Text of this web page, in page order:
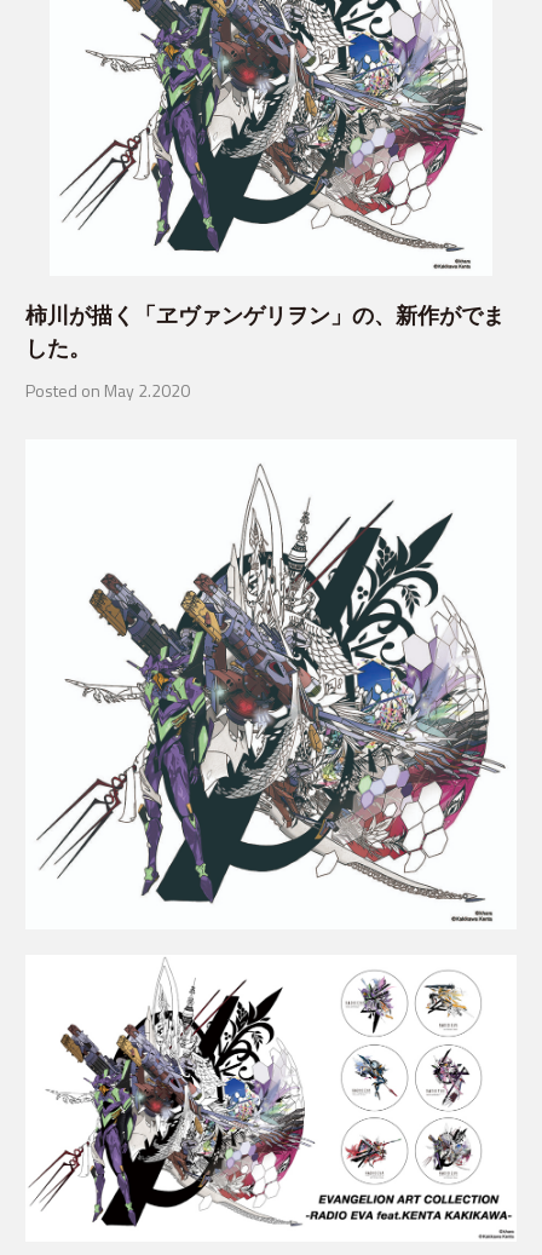
柿川が描く「ヱヴァンゲリヲン」の、新作がでま
した。
Posted on May 2.2020